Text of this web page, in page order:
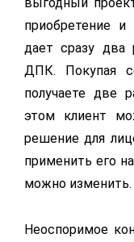
приобретение и
дает сразу два
ДПК. Покупая
получаете две
этом клиент
решение для
применить его
можно изменить.
Неоспоримое